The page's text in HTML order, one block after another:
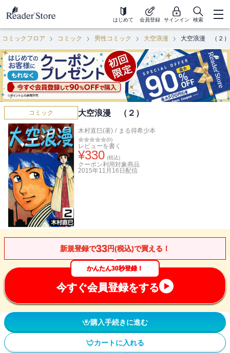
はじめて 会員登録 サインイン 検索
コミックフロア コミック 男性コミック 大空浪漫 大空浪漫 （２）
コミック 大空浪漫 （２）
木村直巳(著) / まる得希少本
(0)
レビューを書く
¥330 (税込)
クーポン利用対象商品
2015年11月16日 配信
新規登録で33円(税込)で買える！
かんたん30秒登録！
今すぐ会員登録をする
購入手続きに進む
カートに入れる